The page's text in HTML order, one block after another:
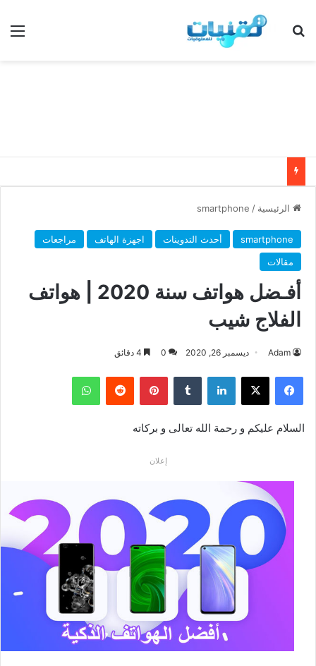
بحث عن
الرئيسية /
smartphone
smartphone أحدث التدوينات اجهزة الهاتف
مراجعات
مقالات
أفـضل هواتف سنة 2020 | هواتف
الفلاج شيب
Adam ديسمبر 26, 2020 0
فيسبوك ‫X لينكدإن بينتيريست واتساب
السلام عليكم و رحمة الله تعالى و بركاته
إعلان